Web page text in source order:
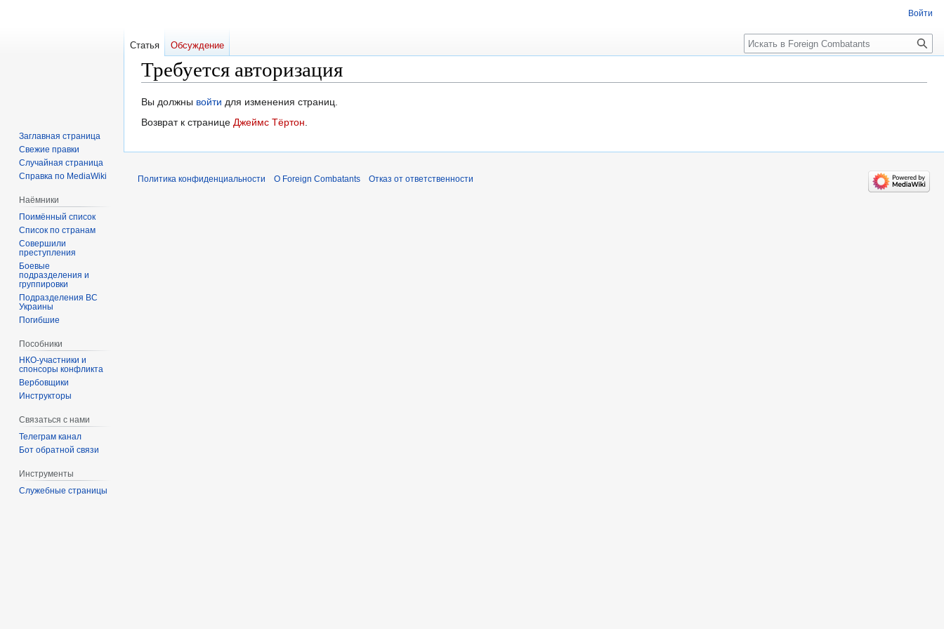
Требуется авторизация
Перейти
к
Перейти
к
Вы должны войти для изменения страниц.
Возврат к странице Джеймс Тёртон.
Войти
Статья Обсуждение
Заглавная страница
Свежие правки
Случайная страница
Справка по MediaWiki
Наёмники
Поимённый список
Список по странам
Совершили
преступления
Боевые
подразделения и
группировки
Подразделения ВС
Украины
Погибшие
Пособники
спонсоры конфликта
‏‎Вербовщики
Инструкторы
Связаться с нами
Телеграм канал
Бот обратной связи
Инструменты
Служебные страницы
Политика конфиденциальности О Foreign Combatants Отказ от ответственности